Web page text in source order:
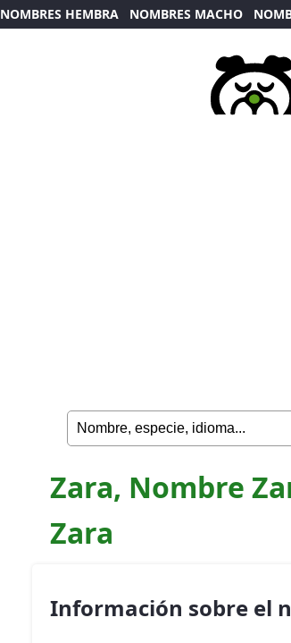
NOMBRES HEMBRA NOMBRES MACHO
Zara, Nombre
Zara
Información sobre el